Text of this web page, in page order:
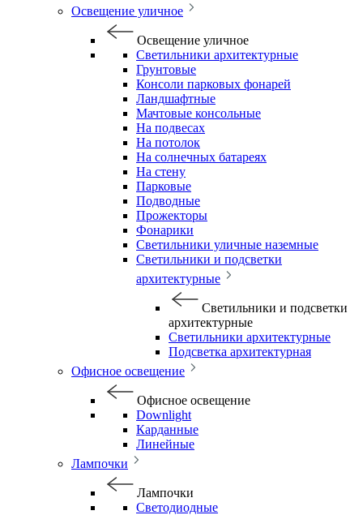
Освещение уличное
Освещение уличное
Светильники архитектурные
Грунтовые
Консоли парковых фонарей
Ландшафтные
Мачтовые консольные
На подвесах
На потолок
На солнечных батареях
На стену
Парковые
Подводные
Прожекторы
Фонарики
Светильники уличные наземные
Светильники и подсветки
архитектурные
Светильники и подсветки
архитектурные
Светильники архитектурные
Подсветка архитектурная
Офисное освещение
Офисное освещение
Downlight
Карданные
Линейные
Лампочки
Лампочки
Светодиодные